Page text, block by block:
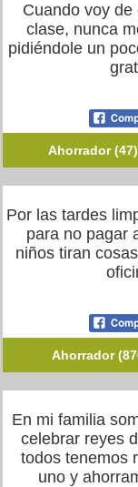
Cuando voy
clase, nunca
pidiéndole un
Ahorrador (47)
Por las tardes
para no pagar
niños tiran
Ahorrador
En mi familia
celebrar reyes
todos tenemos
uno y